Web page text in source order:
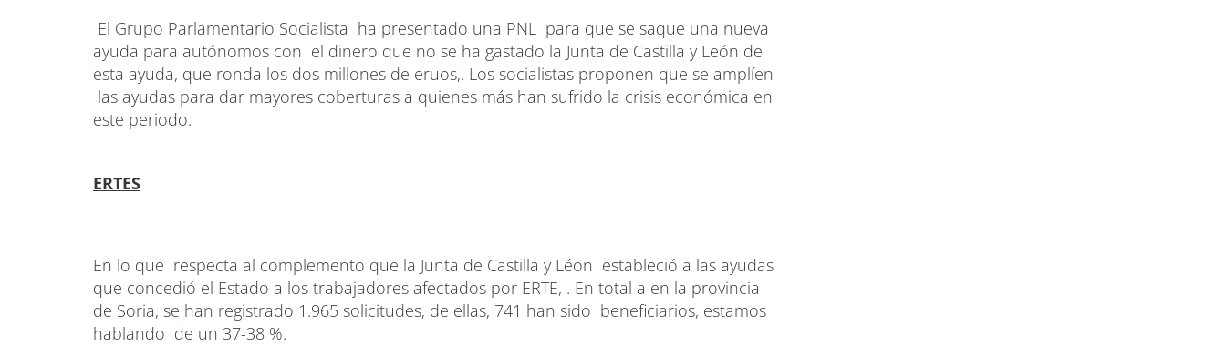
El Grupo Parlamentario Socialista ha presentado una PNL para que se saque una nueva
ayuda para autónomos con el dinero que no se ha gastado la Junta de Castilla y León de
esta ayuda, que ronda los dos millones de eruos,. Los socialistas proponen que se amplíen
las ayudas para dar mayores coberturas a quienes más han sufrido la crisis económica en
este periodo.
ERTES
En lo que respecta al complemento que la Junta de Castilla y Léon estableció a las ayudas
que concedió el Estado a los trabajadores afectados por ERTE, . En total a en la provincia
de Soria, se han registrado 1.965 solicitudes, de ellas, 741 han sido beneficiarios, estamos
hablando de un 37-38 %.